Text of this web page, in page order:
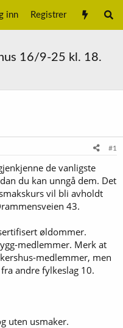
inn Registrer
16/9-25 kl. 18.
#1
de vanligste
du kan unngå dem. Det
vil bli avholdt
43.
øldommer.
medlemmer. Merk at
medlemmer, men
andre fylkeslag 10.
uten usmaker.